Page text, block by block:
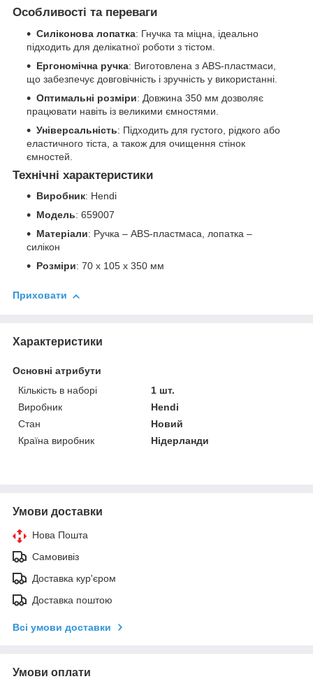
Особливості та переваги
Силіконова лопатка: Гнучка та міцна, ідеально
підходить для делікатної роботи з тістом.
Ергономічна ручка: Виготовлена з ABS-пластмаси,
що забезпечує довговічність і зручність у використанні.
Оптимальні розміри: Довжина 350 мм дозволяє
працювати навіть із великими ємностями.
Універсальність: Підходить для густого, рідкого або
еластичного тіста, а також для очищення стінок
ємностей.
Технічні характеристики
Виробник: Hendi
Модель: 659007
Матеріали: Ручка – ABS-пластмаса, лопатка –
силікон
Розміри: 70 x 105 x 350 мм
Приховати
Характеристики
Основні атрибути
Кількість в наборі
1 шт.
Виробник
Hendi
Стан
Новий
Країна виробник
Нідерланди
Умови доставки
Нова Пошта
Самовивіз
Доставка кур'єром
Доставка поштою
Всі умови доставки
Умови оплати